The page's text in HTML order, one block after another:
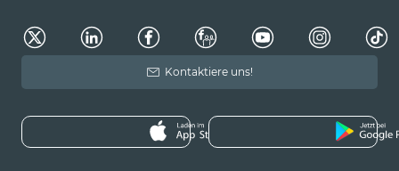
Kontaktiere uns!